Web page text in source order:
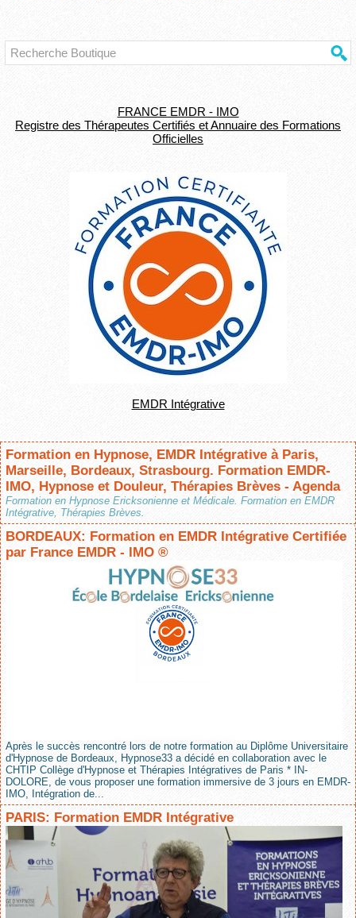
FRANCE EMDR - IMO
Registre des Thérapeutes Certifiés et Annuaire des Formations
Officielles
EMDR Intégrative
Formation en Hypnose, EMDR Intégrative à Paris,
Marseille, Bordeaux, Strasbourg. Formation EMDR-
IMO, Hypnose et Douleur, Thérapies Brèves - Agenda
Formation en Hypnose Ericksonienne et Médicale. Formation en EMDR
Intégrative, Thérapies Brèves.
BORDEAUX: Formation en EMDR Intégrative Certifiée
par France EMDR - IMO ®
Après le succès rencontré lors de notre formation au Diplôme Universitaire
d'Hypnose de Bordeaux, Hypnose33 a décidé en collaboration avec le
CHTIP Collège d'Hypnose et Thérapies Intégratives de Paris * IN-
DOLORE, de vous proposer une formation immersive de 3 jours en EMDR-
IMO, Intégration de...
PARIS: Formation EMDR Intégrative